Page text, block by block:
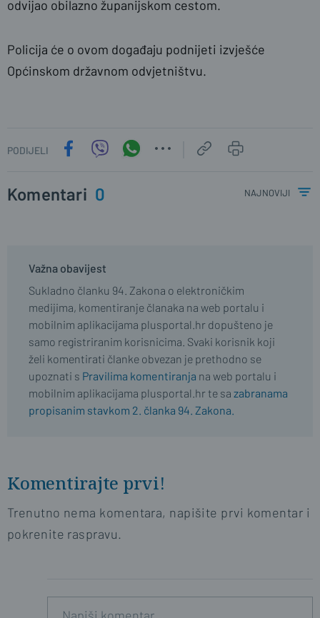
odvijao obilazno županijskom cestom.
Policija će o ovom događaju podnijeti izvješće
Općinskom državnom odvjetništvu.
PODIJELI
Komentari 0 najnoviji
Važna obavijest
Sukladno članku 94. Zakona o elektroničkim
medijima, komentiranje članaka na web portalu i
mobilnim aplikacijama plusportal.hr dopušteno je
samo registriranim korisnicima. Svaki korisnik koji
želi komentirati članke obvezan je prethodno se
upoznati s Pravilima komentiranja na web portalu i
mobilnim aplikacijama plusportal.hr te sa zabranama
propisanim stavkom 2. članka 94. Zakona.
Komentirajte prvi!
Trenutno nema komentara, napišite prvi komentar i
pokrenite raspravu.